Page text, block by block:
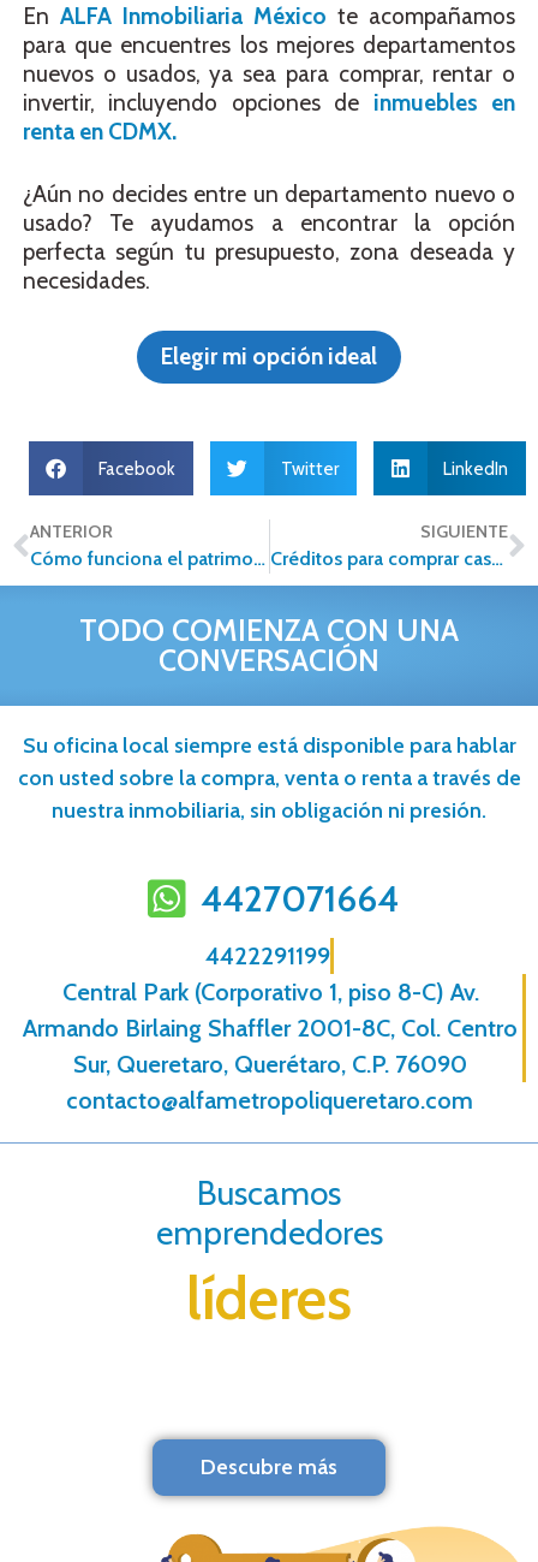
En ALFA Inmobiliaria México te acompañamos
para que encuentres los mejores departamentos
nuevos o usados, ya sea para comprar, rentar o
invertir, incluyendo opciones de inmuebles en
renta en CDMX.
¿Aún no decides entre un departamento nuevo o
usado? Te ayudamos a encontrar la opción
perfecta según tu presupuesto, zona deseada y
necesidades.
Elegir mi opción ideal
Facebook Twitter LinkedIn
ANTERIOR
Cómo funciona el patrimonio de familia y qué ventajas ofrece en México
SIGUIENTE
Créditos para comprar casa: Opciones, requisitos y comparativa
TODO COMIENZA CON UNA
CONVERSACIÓN
Su oficina local siempre está disponible para hablar
con usted sobre la compra, venta o renta a través de
nuestra inmobiliaria, sin obligación ni presión.
4427071664
4422291199
Central Park (Corporativo 1, piso 8-C) Av.
Armando Birlaing Shaffler 2001-8C, Col. Centro
Sur, Queretaro, Querétaro, C.P. 76090
contacto@alfametropoliqueretaro.com
Buscamos
emprendedores
líderes
Descubre más